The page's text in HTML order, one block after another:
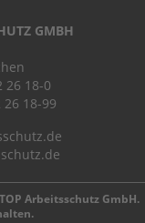
GMBH
26 18-0
26 18-99
Arbeitsschutz GmbH.